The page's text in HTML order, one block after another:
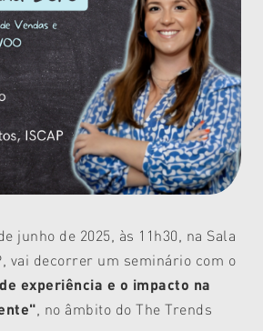
junho de 2025, às 11h30, na Sala
vai decorrer um seminário com o
experiência e o impacto na
, no âmbito do The Trends